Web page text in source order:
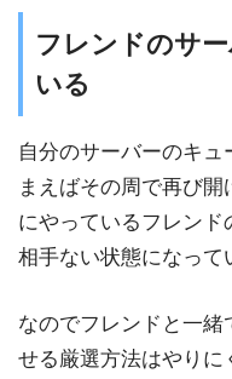
フレンドのサ
いる
自分のサーバーのキ
まえばその周で再び
にやっているフレン
相手ない状態になって
なのでフレンドと一緒
せる厳選方法はやりに